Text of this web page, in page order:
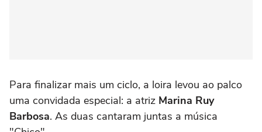
Para finalizar mais um ciclo, a loira levou ao palco
uma convidada especial: a atriz Marina Ruy
Barbosa. As duas cantaram juntas a música